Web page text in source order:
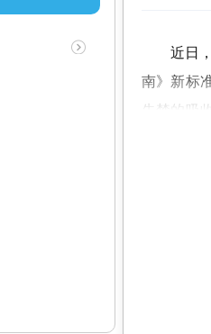
近日
南》新标
失禁的吸